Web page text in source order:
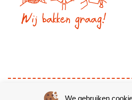
We gebruiken
© Copyright 2026 – Bakkerij van